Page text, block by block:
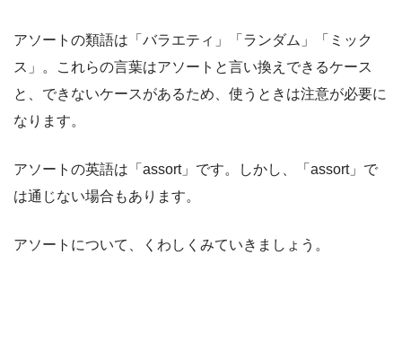
アソートの類語は「バラエティ」「ランダム」「ミック
ス」。これらの言葉はアソートと言い換えできるケース
と、できないケースがあるため、使うときは注意が必要に
なります。
アソートの英語は「assort」です。しかし、「assort」で
は通じない場合もあります。
アソートについて、くわしくみていきましょう。